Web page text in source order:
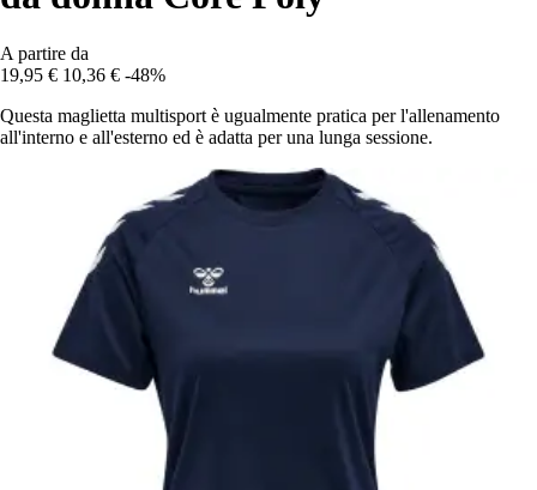
A partire da
19,95 € 10,36 € -48%
Questa maglietta multisport è ugualmente pratica per l'allenamento
all'interno e all'esterno ed è adatta per una lunga sessione.